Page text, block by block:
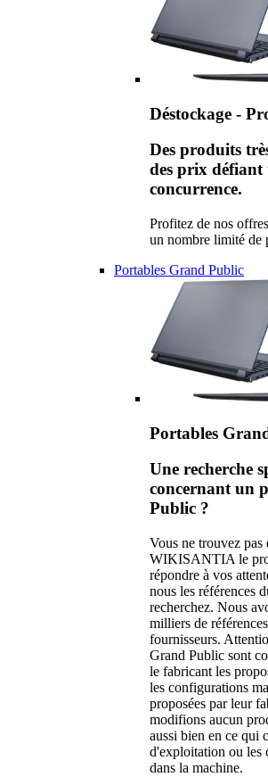
Déstockage -
Des produits
des prix défiant
concurrence.
Profitez de nos
un nombre limité de
Portables Grand Public
Portables
Une recherche
concernant un
Public ?
Vous ne trouvez pas
WIKISANTIA le
répondre à vos
nous les références
recherchez. Nous
milliers de
fournisseurs.
Grand Public sont
le fabricant les
les configurations
proposées par leur
modifions aucun
aussi bien en ce qui
d'exploitation ou les
dans la machine.